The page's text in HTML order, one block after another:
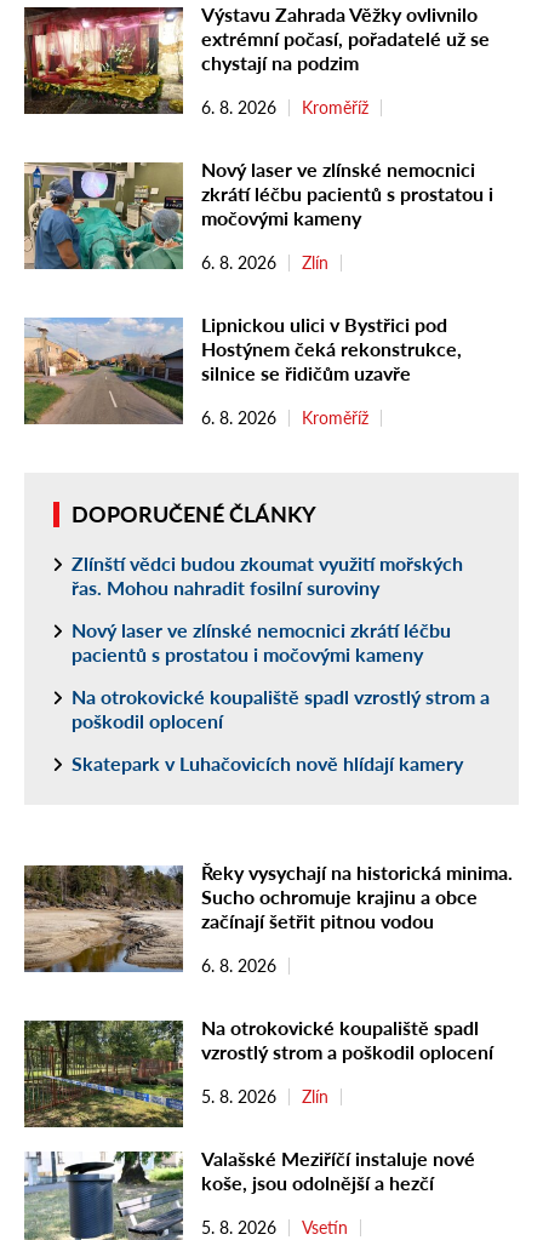
Výstavu Zahrada Věžky ovlivnilo
extrémní počasí, pořadatelé už se
chystají na podzim
6. 8. 2026 Kroměříž
Nový laser ve zlínské nemocnici
zkrátí léčbu pacientů s prostatou i
močovými kameny
6. 8. 2026 Zlín
Lipnickou ulici v Bystřici pod
Hostýnem čeká rekonstrukce,
silnice se řidičům uzavře
6. 8. 2026 Kroměříž
DOPORUČENÉ ČLÁNKY
Zlínští vědci budou zkoumat využití mořských
řas. Mohou nahradit fosilní suroviny
Nový laser ve zlínské nemocnici zkrátí léčbu
pacientů s prostatou i močovými kameny
Na otrokovické koupaliště spadl vzrostlý strom a
poškodil oplocení
Skatepark v Luhačovicích nově hlídají kamery
Řeky vysychají na historická minima.
Sucho ochromuje krajinu a obce
začínají šetřit pitnou vodou
6. 8. 2026
Na otrokovické koupaliště spadl
vzrostlý strom a poškodil oplocení
5. 8. 2026 Zlín
Valašské Meziříčí instaluje nové
koše, jsou odolnější a hezčí
5. 8. 2026 Vsetín